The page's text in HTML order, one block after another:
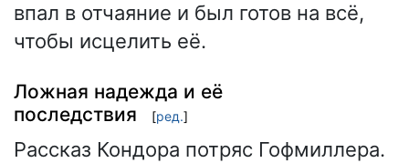
впал в отчаяние и был готов на всё,
чтобы исцелить её.
Ложная надежда и её
последствия
[ред.]
Рассказ Кондора потряс Гофмиллера.